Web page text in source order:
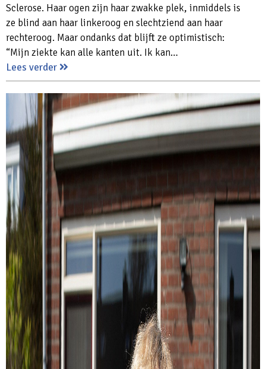
Sclerose. Haar ogen zijn haar zwakke plek, inmiddels is
ze blind aan haar linkeroog en slechtziend aan haar
rechteroog. Maar ondanks dat blijft ze optimistisch:
“Mijn ziekte kan alle kanten uit. Ik kan…
Lees verder